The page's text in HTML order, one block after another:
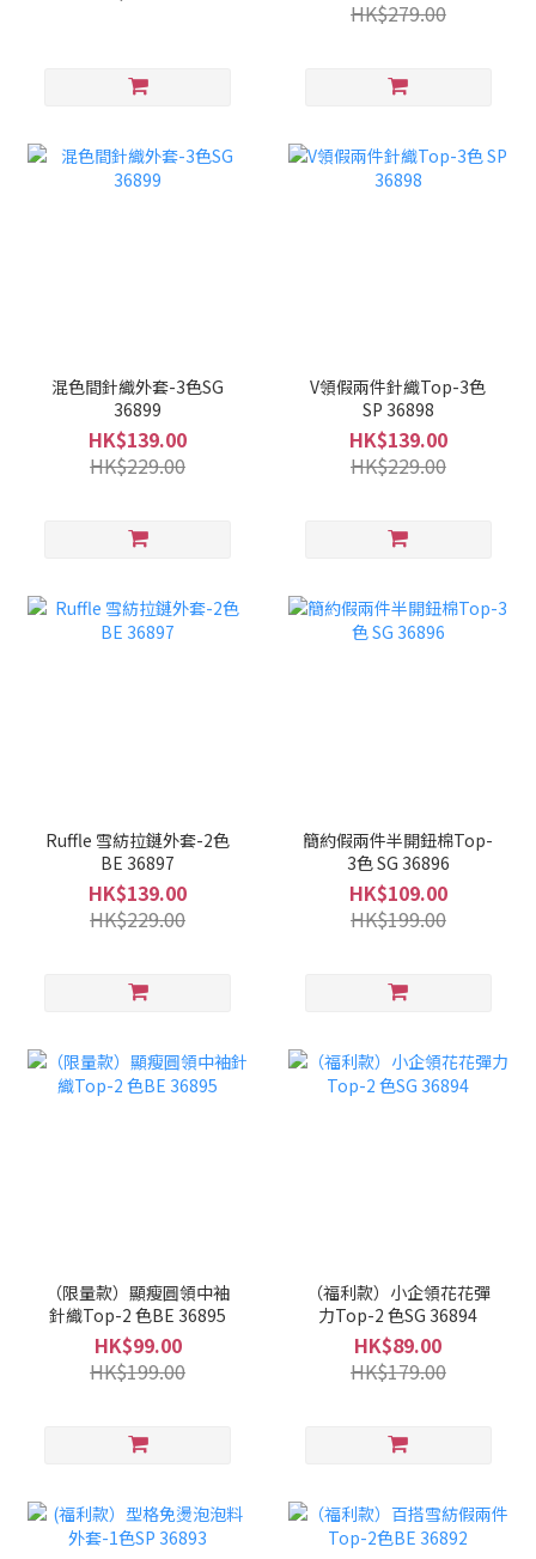
HK$279.00
混色間針織外套-3色SG
36899
HK$139.00
HK$229.00
V領假兩件針織Top-3色
SP 36898
HK$139.00
HK$229.00
Ruffle 雪紡拉鏈外套-2色
BE 36897
HK$139.00
HK$229.00
簡約假兩件半開鈕棉Top-
3色 SG 36896
HK$109.00
HK$199.00
（限量款）顯瘦圓領中袖
針織Top-2 色BE 36895
HK$99.00
HK$199.00
（福利款）小企領花花彈
力Top-2 色SG 36894
HK$89.00
HK$179.00